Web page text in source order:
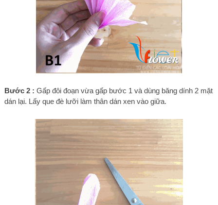
Bước 2 : Gấp đôi đoạn vừa gấp bước 1 và dùng băng dính 2 mặt
dán lại. Lấy que đè lưỡi làm thân dán xen vào giữa.